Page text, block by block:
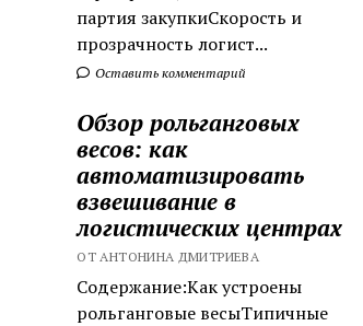
партия закупкиСкорость и
прозрачность логист...
Оставить комментарий
Обзор рольганговых
весов: как
автоматизировать
взвешивание в
логистических центрах
ОТ АНТОНИНА ДМИТРИЕВА
Содержание:Как устроены
рольганговые весыТипичные